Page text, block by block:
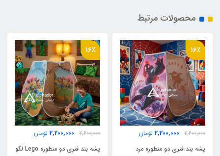
جنس کف
پلی استر پشت نقره ضد آب
وزن
2500 گرم
اقلام همراه
کیف حمل مخصوص بنددار کوله ای
محصولات مرتبط
16٪
2,600,000
2,200,000 تومان
پشه بند فنری دو منظوره مرد
16٪
2,600,000
2,200,000 تومان
پشه بند فنری دو منظوره Lego لگو